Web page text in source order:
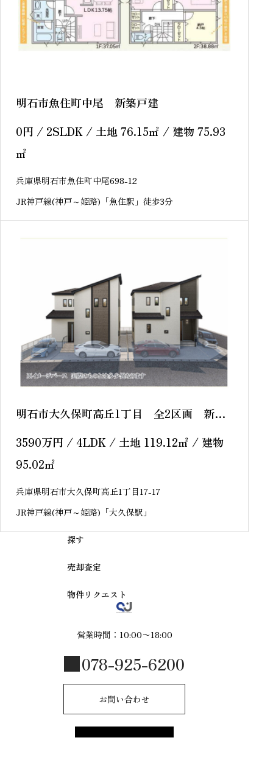
明石市魚住町中尾 新築戸建
0円 / 2SLDK / 土地 76.15㎡ / 建物 75.93
㎡
兵庫県明石市魚住町中尾698-12
JR神戸線(神戸～姫路)「魚住駅」徒歩3分
明石市大久保町高丘1丁目 全2区画 新築
戸建
3590万円 / 4LDK / 土地 119.12㎡ / 建物
95.02㎡
兵庫県明石市大久保町高丘1丁目17-17
JR神戸線(神戸～姫路)「大久保駅」
探す
売却査定
物件リクエスト
営業時間：10:00〜18:00
078-925-6200
お問い合わせ